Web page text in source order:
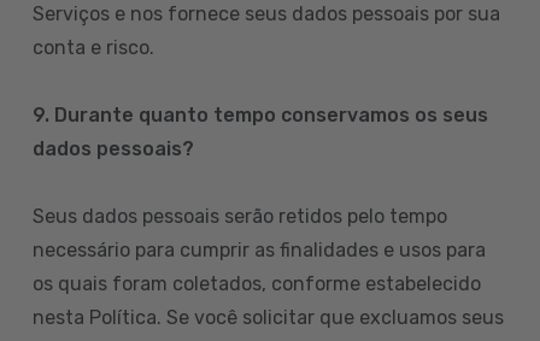
Serviços e nos fornece seus dados pessoais por sua
conta e risco.
9. Durante quanto tempo conservamos os seus
dados pessoais?
Seus dados pessoais serão retidos pelo tempo
necessário para cumprir as finalidades e usos para
os quais foram coletados, conforme estabelecido
nesta Política. Se você solicitar que excluamos seus